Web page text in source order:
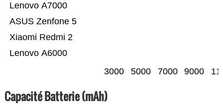
Lenovo A6000
Xiaomi Redmi 2
ASUS Zenfone 5
Lenovo A7000
3000 5000 7000 9000
Capacité Batterie (mAh)